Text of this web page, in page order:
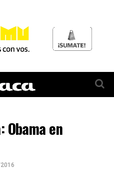
Obama en